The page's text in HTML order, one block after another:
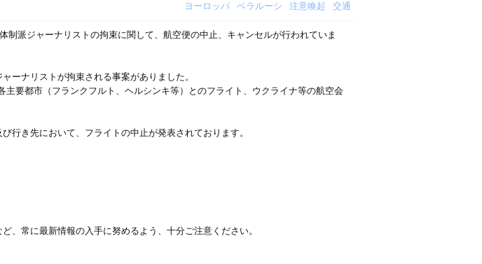
ヨーロッパ ベラルーシ 注意喚起 交通
派ジャーナリストの拘束に関して、航空便の中止、キャンセルが行われていま
ーナリストが拘束される事案がありました。
要都市（フランクフルト、ヘルシンキ等）とのフライト、ウクライナ等の航空会
行き先において、フライトの中止が発表されております。
、常に最新情報の入手に努めるよう、十分ご注意ください。